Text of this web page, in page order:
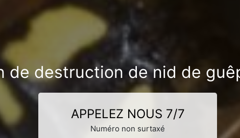
de destruction de nid de
APPELEZ NOUS 7/7
Numéro non surtaxé